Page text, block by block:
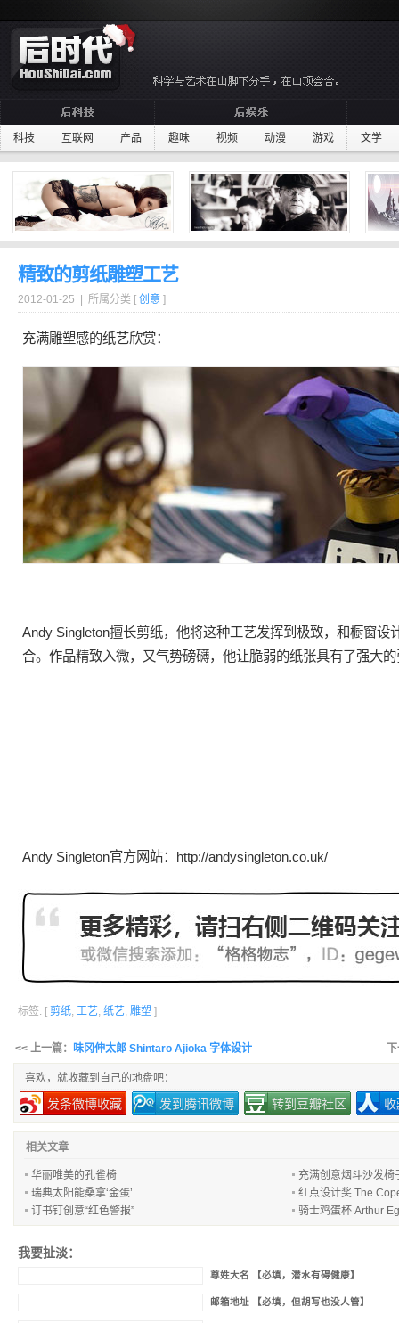
科技 互联网 产品 趣味 视频 动漫 游戏 文学
精致的剪纸雕塑工艺
2012-01-25 | 所属分类 [ 创意 ]
充满雕塑感的纸艺欣赏：
Andy Singleton擅长剪纸，他将这种工艺发挥到极致，和橱窗设
合。作品精致入微，又气势磅礴，他让脆弱的纸张具有了强大
Andy Singleton官方网站： http://andysingleton.co.uk/
标签: [ 剪纸, 工艺, 纸艺, 雕塑 ]
<< 上一篇： 味冈伸太郎 Shintaro Ajioka 字体设计
喜欢，就收藏到自己的地盘吧：
发条微博收藏 发到腾讯微博 转到豆瓣社区
相关文章
华丽唯美的孔雀椅
充满创意烟斗沙发椅
瑞典太阳能桑拿‘金蛋’
红点设计奖 The
订书钉创意“红色警报”
骑士鸡蛋杯 Arthur
我要扯淡：
尊姓大名 【必填，潜水有碍健康】
邮箱地址 【必填，但胡写也没人管】